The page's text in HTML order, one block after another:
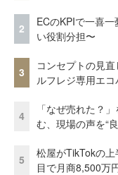
2
ECのKPIで一喜
い役割分担〜
3
コンセプトの見
ルフレジ専用エ
4
「なぜ売れた？
む、現場の声を“
5
松屋がTikTokの
目で月商8,500万